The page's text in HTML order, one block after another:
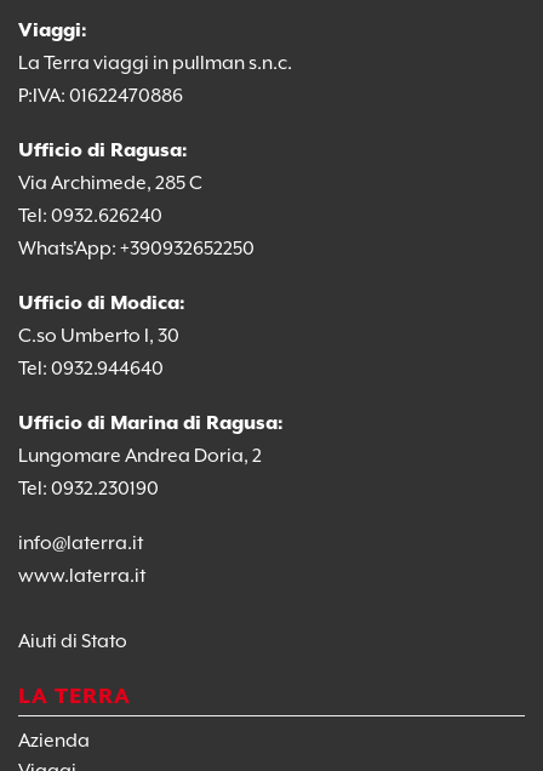
Viaggi:
La Terra viaggi in pullman s.n.c.
P:IVA: 01622470886
Ufficio di Ragusa:
Via Archimede, 285 C
Tel: 0932.626240
Whats'App: +390932652250
Ufficio di Modica:
C.so Umberto I, 30
Tel: 0932.944640
Ufficio di Marina di Ragusa:
Lungomare Andrea Doria, 2
Tel: 0932.230190
info@laterra.it
www.laterra.it
Aiuti di Stato
LA TERRA
Azienda